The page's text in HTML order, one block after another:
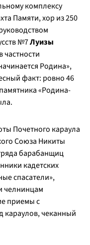
комплексу
Памяти,хор из 250
№7Луизы
частности
Родина»,
факт: ровно 46
«Родина-
Почетного караула
Союза Никиты
барабанщиц
кадетских
спасатели»,
челнинцам
приемы с
караулов, чеканный